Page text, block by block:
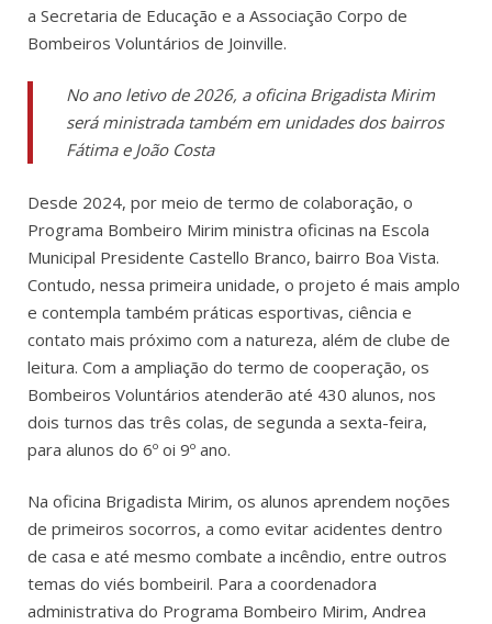
a Secretaria de Educação e a Associação Corpo de
Bombeiros Voluntários de Joinville.
No ano letivo de 2026, a oficina Brigadista Mirim
será ministrada também em unidades dos bairros
Fátima e João Costa
Desde 2024, por meio de termo de colaboração, o
Programa Bombeiro Mirim ministra oficinas na Escola
Municipal Presidente Castello Branco, bairro Boa Vista.
Contudo, nessa primeira unidade, o projeto é mais amplo
e contempla também práticas esportivas, ciência e
contato mais próximo com a natureza, além de clube de
leitura. Com a ampliação do termo de cooperação, os
Bombeiros Voluntários atenderão até 430 alunos, nos
dois turnos das três colas, de segunda a sexta-feira,
para alunos do 6º oi 9º ano.
Na oficina Brigadista Mirim, os alunos aprendem noções
de primeiros socorros, a como evitar acidentes dentro
de casa e até mesmo combate a incêndio, entre outros
temas do viés bombeiril. Para a coordenadora
administrativa do Programa Bombeiro Mirim, Andrea